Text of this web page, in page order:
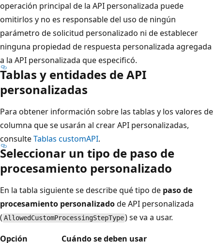
operación principal de la API personalizada puede
omitirlos y no es responsable del uso de ningún
parámetro de solicitud personalizado ni de establecer
ninguna propiedad de respuesta personalizada agregada
a la API personalizada que especificó.
Tablas y entidades de API
personalizadas
Para obtener información sobre las tablas y los valores de
columna que se usarán al crear API personalizadas,
consulteTablas customAPI.
Seleccionar un tipo de paso de
procesamiento personalizado
En la tabla siguiente se describe qué tipo de paso de
procesamiento personalizadode API personalizada
( AllowedCustomProcessingStepType) se va a usar.
Opción
Cuándo se deben usar